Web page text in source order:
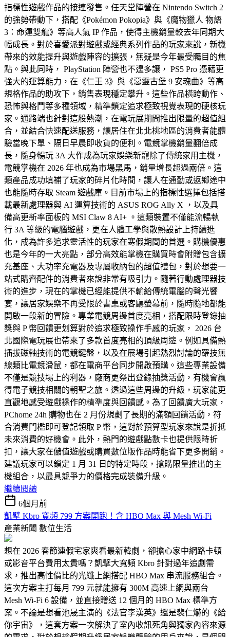
指標性遊戲作品的接連發售。任天堂陣營在 Nintendo Switch 2
的強勢帶動下，搭配《Pokémon Pokopia》與《魔物獵人 物語
3：命運雙龍》等高人氣 IP 作品，使得主機銷量較去年同期大
幅成長。對於喜愛派對遊戲或經典系列作品的玩家來說，新機
帶來的效能提升與遊戲陣容的擴張，無疑是今年最受矚目的焦
點。與此同時， PlayStation 陣營也不遑多讓， PS5 Pro 憑藉更
強大的運算能力，在《仁王 3》與《惡靈古堡 9 安魂曲》等高
規格作品的助攻下，銷售表現穩定攀升。這些作品橫跨動作、
恐怖與格鬥等多種領域，精準鎖定追求極致視覺表現的硬核玩
家。通路端也針對這股熱潮，在電玩展期間推出限量的超值組
合，並結合快速配送服務，讓居住在北北桃地區的消費者能體
驗當晚下單、隔日早晨即收貨的便利。電競掌機銷量翻倍成
長，隨身暢玩 3A 大作成為玩家娛樂新寵除了傳統家用主機，
電競掌機在 2026 年也成為市場黑馬，銷量增長超過兩倍。這
類產品成功填補了玩家的碎片化時間，讓人在通勤或返鄉途中
也能隨時存取 Steam 遊戲庫。目前市場上的指標性選擇包括搭
載最新處理器與 AI 運算技術的 ASUS ROG Ally X ，以及具
備高更新率面板的 MSI Claw 8 AI+ 。這類裝置不僅能流暢執
行 3A 等級的電腦遊戲，更在人體工學與散熱設計上持續進
化，成為許多追求靈活性的玩家在寒假期間的首選。購機優惠
也是今年的一大亮點，部分高效能掌機在購買時會附贈包含擴
充基座、大功率充電器及專屬收納包的超值禮包，對於想要一
站式購齊配件的消費者來說非常有吸引力。隨著行動處理器技
術的進步，現在的掌機已經能提供不輸給傳統電腦的聲光饗
宴，讓居家娛樂不再受限於書桌或客廳螢幕前，隨時隨地都能
開啟一段新的冒險。專業電競周邊首度亮相，搭配限時登錄抽
獎與 P 幣回饋更划算對於追求極致操作手感的玩家， 2026 台
北國際電玩展也帶來了多款首度亮相的頂級周邊。例如具備熱
插拔磁軸技術的電競鍵盤，以及在展場引起熱烈討論的羅技無
線類比電競滑鼠，都在電商平台同步開啟預購。這些專業設備
不僅是競技場上的利器，廠商更祭出登錄抽獎活動，有機會贏
得電子競技相關的朝聖之旅。透過這些周邊的升級，玩家能更
直觀地感受遊戲操作的精準度與回饋感。為了回饋廣大玩家，
PChome 24h 購物也在 2 月份規劃了長期的滿額回饋活動，符
合消費門檻即可登記領取 P 幣，這對於預算型玩家來說是折抵
未來消費的好機會。此外，熱門的遊戲點數卡也提供限時折
扣，讓大家在儲值遊戲或購買數位版作品時能省下更多開銷。
建議玩家可以鎖定 1 月 31 日的特定時段，搶購限量推出的主
機組合，以最具競爭力的價格完成裝備升級。
繼續閱讀
6個月前
凱擘 Kbro 寬頻 799 方案開跑！含 HBO Max 與 Mesh Wi-Fi
產業新聞 數位生活
想在 2026 春節連假宅家爽看最新韓劇，卻擔心家中網路卡頓
或影音平台費用太貴嗎？凱擘大寬頻 Kbro 針對過年追劇需
求，推出高性價比的光纖上網搭配 HBO Max 串流服務組合。
這次方案主打每月 799 元就能擁有 300M 高速上網與兩台
Mesh Wi-Fi 6 設備，並直接贈送 12 個月的 HBO Max 標準方
案。不論是想看池晟主演的《法官李漢英》還是裴仁爀的《給
你宇宙》，這套方案一次解決了室內收訊死角與獨家內容來源